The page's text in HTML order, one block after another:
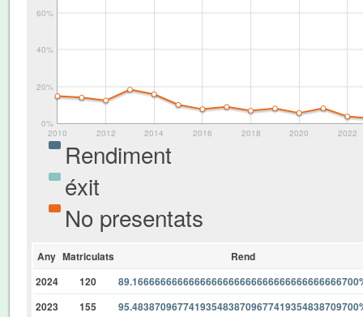
2010 2012 2014 2016 2018 2020 2022
0%
20%
40%
60%
Rendiment
éxit
No presentats
Any Matriculats
Rend
2024
120
2023
155